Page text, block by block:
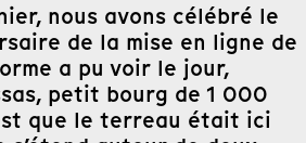
nous avons célébré le
de la mise en ligne de
a pu voir le jour,
petit bourg de 1 000
que le terreau était ici